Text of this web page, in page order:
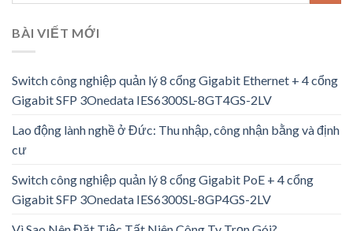
BÀI VIẾT MỚI
Switch công nghiệp quản lý 8 cổng Gigabit Ethernet + 4 cổng
Gigabit SFP 3Onedata IES6300SL-8GT4GS-2LV
Lao động lành nghề ở Đức: Thu nhập, công nhận bằng và định
cư
Switch công nghiệp quản lý 8 cổng Gigabit PoE + 4 cổng
Gigabit SFP 3Onedata IES6300SL-8GP4GS-2LV